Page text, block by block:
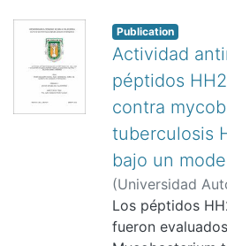
biótico y
mejor
de las plantas
poner en riesgo
de las
promotoras de
sido una de las
científicos han
por su ayuda a
nutrientes y
también se ha
Publication
Actividad
péptidos
contra
tuberculosis
bajo un
(Universidad
California.
en Ciencias
Los péptidos
fueron